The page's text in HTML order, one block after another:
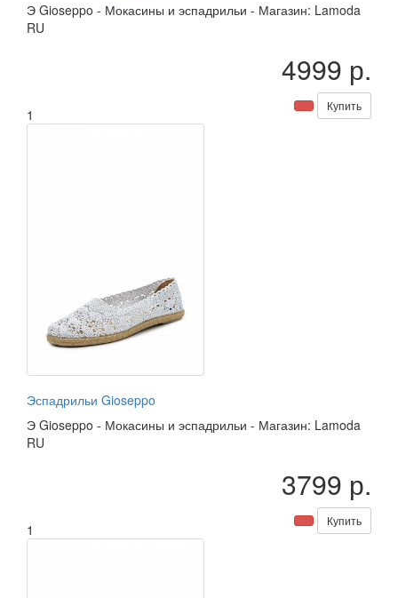
Э Gioseppo - Мокасины и эспадрильи - Магазин: Lamoda
RU
4999 р.
Купить
1
Эспадрильи Gioseppo
Э Gioseppo - Мокасины и эспадрильи - Магазин: Lamoda
RU
3799 р.
Купить
1